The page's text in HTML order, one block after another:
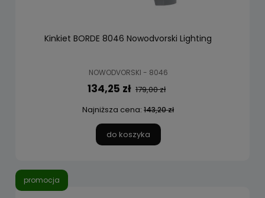
Kinkiet BORDE 8046 Nowodvorski Lighting
NOWODVORSKI - 8046
134,25 zł 179,00 zł
Najniższa cena: 143,20 zł
do koszyka
promocja